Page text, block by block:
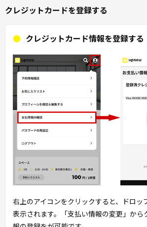
クレジットカードを登録する
クレジットカード情報を登録する
右上のアイコンをクリックすると、ドロッ
表示されます。「支払い情報の変更」から